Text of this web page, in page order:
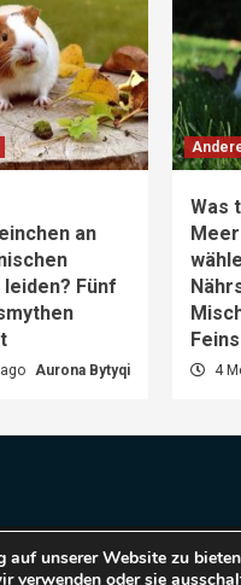
an
Fünf
Aurona Bytyqi
Was
4
|CoverNewsby AF
auf unserer Website zu
verwenden oder sie